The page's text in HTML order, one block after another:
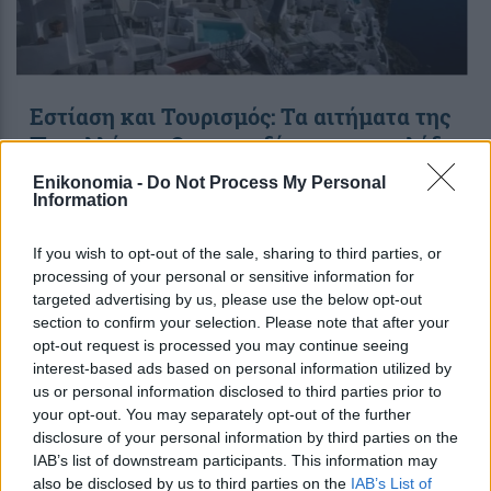
Enikonomia - Do Not Process My Personal
Information
If you wish to opt-out of the sale, sharing to third parties, or
processing of your personal or sensitive information for
targeted advertising by us, please use the below opt-out
section to confirm your selection. Please note that after your
opt-out request is processed you may continue seeing
interest-based ads based on personal information utilized by
us or personal information disclosed to third parties prior to
your opt-out. You may separately opt-out of the further
disclosure of your personal information by third parties on the
IAB’s list of downstream participants. This information may
also be disclosed by us to third parties on the IAB’s List of
Εστίαση και Τουρισμός: Τα αιτήματα της
Πανελλήνιας Ομοσπονδίας για τον κλάδο